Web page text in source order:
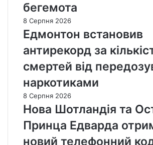
бегемота
8 Серпня 2026
Едмонтон встановив
антирекорд за
смертей від
наркотиками
8 Серпня 2026
Нова Шотландія та
Принца Едварда
новий телефонний